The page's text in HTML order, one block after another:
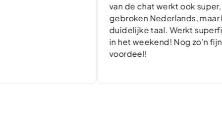
van de chat werkt ook super, geen
gebroken Nederlands, maar
duidelijke taal. Werkt superfijn! Ook
in het weekend! Nog zo'n fijn
voordeel!